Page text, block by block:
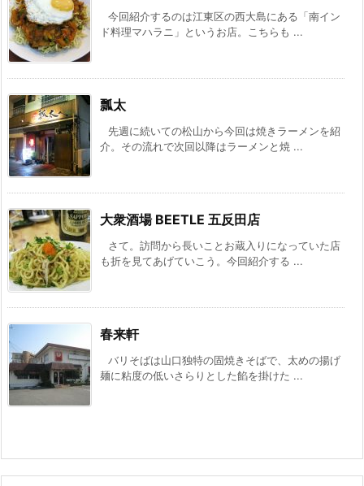
今回紹介するのは江東区の西大島にある「南イン
ド料理マハラニ」というお店。こちらも ...
瓢太
先週に続いての松山から今回は焼きラーメンを紹
介。その流れで次回以降はラーメンと焼 ...
大衆酒場 BEETLE 五反田店
さて。訪問から長いことお蔵入りになっていた店
も折を見てあげていこう。今回紹介する ...
春来軒
バリそばは山口独特の固焼きそばで、太めの揚げ
麺に粘度の低いさらりとした餡を掛けた ...